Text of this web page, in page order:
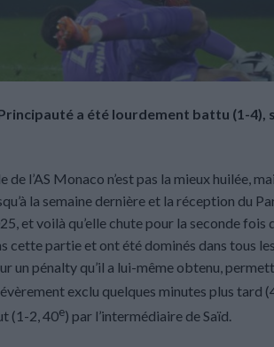
a été lourdement battu (1-4),
de l’AS Monaco n’est pas la mieux huilée,
la semaine dernière et la réception du
et voilà qu’elle chute pour la seconde fois
cette partie et ont été dominés dans tous les
un pénalty qu’il a lui-même obtenu,
exclu quelques minutes plus tard
(1-2, 40e) par l’intermédiaire de Saïd.